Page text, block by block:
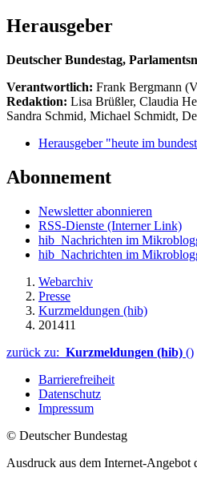
Herausgeber
Deutscher Bundestag,
Verantwortlich: Frank Bergmann
Redaktion: Lisa Brüßler, Claudia
Sandra Schmid, Michael Schmidt,
Herausgeber "heute im
Abonnement
Newsletter abonnieren
RSS-Dienste (Interner Link)
hib_Nachrichten im
hib_Nachrichten im
Webarchiv
Presse
Kurzmeldungen (hib)
201411
zurück zu: Kurzmeldungen (hib) ()
Barrierefreiheit
Datenschutz
Impressum
© Deutscher Bundestag
Ausdruck aus dem Internet-Angebot